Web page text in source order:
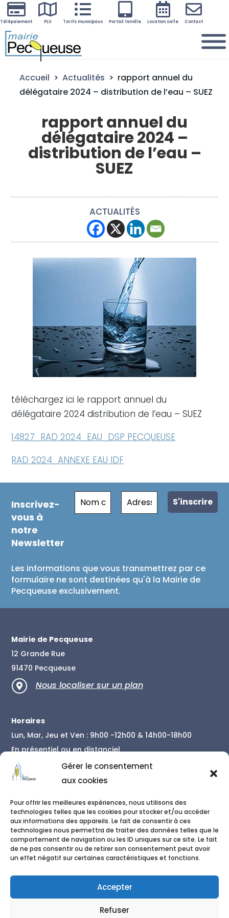
Gérer le consentement
aux cookies
Pour offrir les meilleures expériences, nous utilisons des
technologies telles que les cookies pour stocker et/ou accéder
aux informations des appareils. Le fait de consentir à ces
technologies nous permettra de traiter des données telles que le
comportement de navigation ou les ID uniques sur ce site. Le fait
de ne pas consentir ou de retirer son consentement peut avoir
un effet négatif sur certaines caractéristiques et fonctions.
Accepter
Refuser

Télépaiement

PLU

Tarifs municipaux

Portail famille

Location salle

Contact
Accueil >Actualités > rapport annuel du
délégataire 2024 – distribution de l’eau – SUEZ
rapport annuel du
délégataire 2024 –
distribution de l’eau –
SUEZ
ACTUALITÉS
téléchargez ici le rapport annuel du
délégataire 2024 distribution de l’eau – SUEZ
14827_RAD 2024_EAU_DSP PECQUEUSE
RAD 2024_ANNEXE EAU IDF
Inscrivez-
vous à
notre
Newsletter
Les informations que vous transmettrez par ce
formulaire ne sont destinées qu'à la Mairie de
Pecqueuse exclusivement.
Mairie de Pecqueuse
12 Grande Rue
91470 Pecqueuse
 Nous localiser sur un plan
Horaires
Lun, Mar, Jeu et Ven : 9h00 -12h00 & 14h00-18h00
En présentiel ou en distanciel
En savoir plus
 01 86 04 34 78
 06 50 42 79 48
 secretariat@pecqueuse.fr